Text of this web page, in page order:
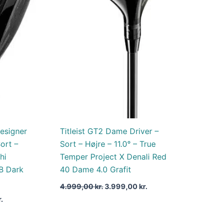
–
Dark
er:
3.849,00 kr..
Titleist GT2 Dame Driver –
Sort – Højre – 11.0° – True
Temper Project X Denali Red
40 Dame 4.0 Grafit
4.999,00kr.
var:
4.999,00 kr..
3.999,00kr.
er: